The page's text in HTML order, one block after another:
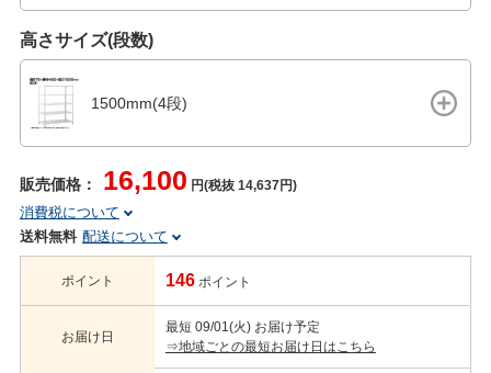
高さサイズ(段数)
1500mm(4段)
販売価格： 16,100 円(税抜 14,637円)
消費税について
送料無料 配送について
ポイント 146 ポイント
お届け日
最短 09/01(火) お届け予定
⇒地域ごとの最短お届け日はこちら